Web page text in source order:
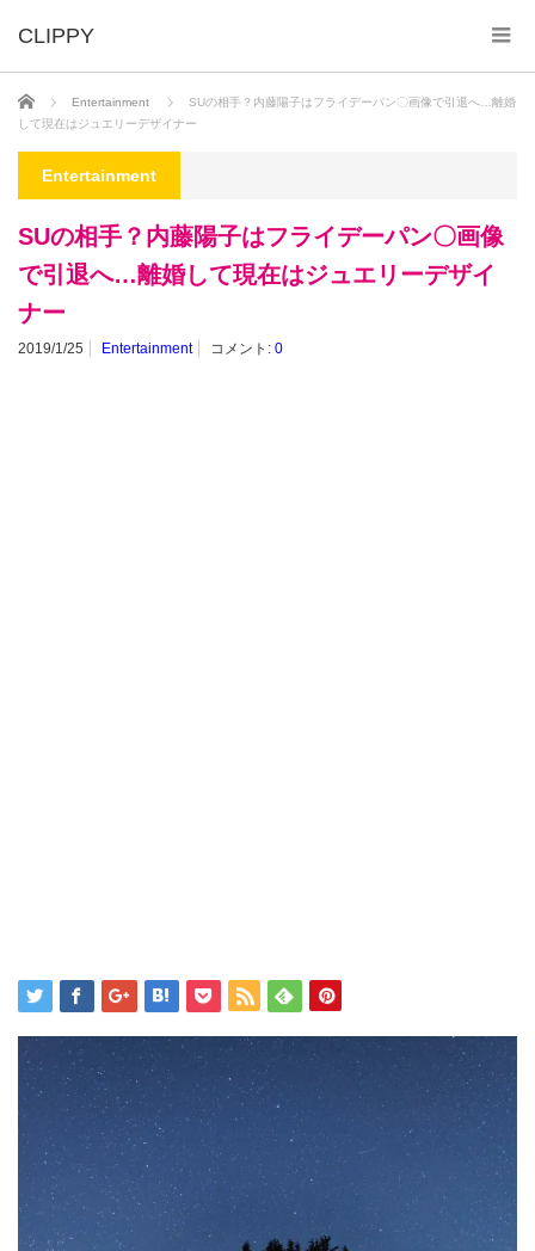
ホーム Entertainment
SUの相手？内藤陽子はフライデーパン〇画像で引退へ…離婚
して現在はジュエリーデザイナー
Entertainment
SUの相手？内藤陽子はフライデーパン〇画像
で引退へ…離婚して現在はジュエリーデザイ
ナー
2019/1/25 Entertainment コメント: 0